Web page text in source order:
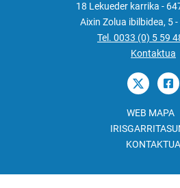
18 Lekueder karrika -
Aixin Zolua ibilbidea, 5
Tel. 0033 (0) 5 59
Kontaktua
WEB MAPA
KONTAKTUA